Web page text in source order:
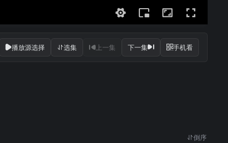
播放源选择 选集 上一集 下一集 手机看
倒序